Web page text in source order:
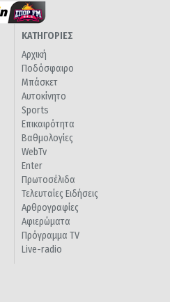
ΚΑΤΗΓΟΡΙΕΣ
Αρχική
Ποδόσφαιρο
Μπάσκετ
Αυτοκίνητο
Sports
Επικαιρότητα
Βαθμολογίες
WebTv
Enter
Πρωτοσέλιδα
Τελευταίες Ειδήσεις
Αρθρογραφίες
Αφιερώματα
Πρόγραμμα TV
Live-radio